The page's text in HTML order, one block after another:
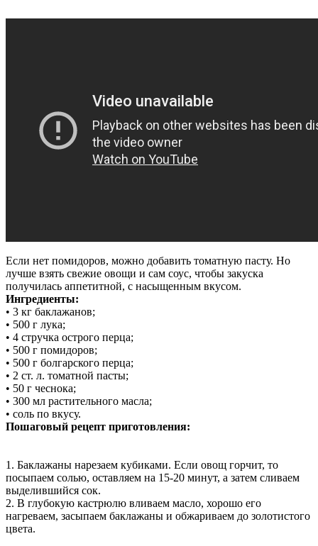
Если нет помидоров, можно добавить томатную пасту. Но
лучше взять свежие овощи и сам соус, чтобы закуска
получилась аппетитной, с насыщенным вкусом.
Ингредиенты:
• 3 кг баклажанов;
• 500 г лука;
• 4 стручка острого перца;
• 500 г помидоров;
• 500 г болгарского перца;
• 2 ст. л. томатной пасты;
• 50 г чеснока;
• 300 мл растительного масла;
• соль по вкусу.
Пошаговый рецепт приготовления:
1. Баклажаны нарезаем кубиками. Если овощ горчит, то
посыпаем солью, оставляем на 15-20 минут, а затем сливаем
выделившийся сок.
2. В глубокую кастрюлю вливаем масло, хорошо его
нагреваем, засыпаем баклажаны и обжариваем до золотистого
цвета.